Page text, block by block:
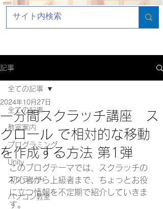
記事
全ての記事
教室案内
プログラミング
Unity
スクラッチ
パソコン教室
全ての記事
一分間スクラッチ講座 ス
クロール で相対的な移動
を作成する方法 第1弾
2024年10月27日
このブログテーマでは、スクラッチの
初心者から上級者まで、ちょっとお役
に立つ情報を不定期で紹介していきま
す。